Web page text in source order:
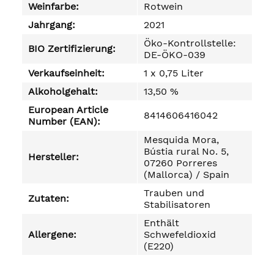
Weinfarbe:
Rotwein
Jahrgang:
2021
BIO Zertifizierung:
Öko-Kontrollstelle:
DE-ÖKO-039
Verkaufseinheit:
1 x 0,75 Liter
Alkoholgehalt:
13,50 %
European Article
Number (EAN):
8414606416042
Hersteller:
Mesquida Mora,
Bústia rural No. 5,
07260 Porreres
(Mallorca) / Spain
Zutaten:
Trauben und
Stabilisatoren
Allergene:
Enthält
Schwefeldioxid
(E220)